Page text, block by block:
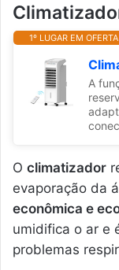
1º LUGAR EM OFERTA
A
O climatizador
evaporação da
econômica e
umidifica o ar e
problemas